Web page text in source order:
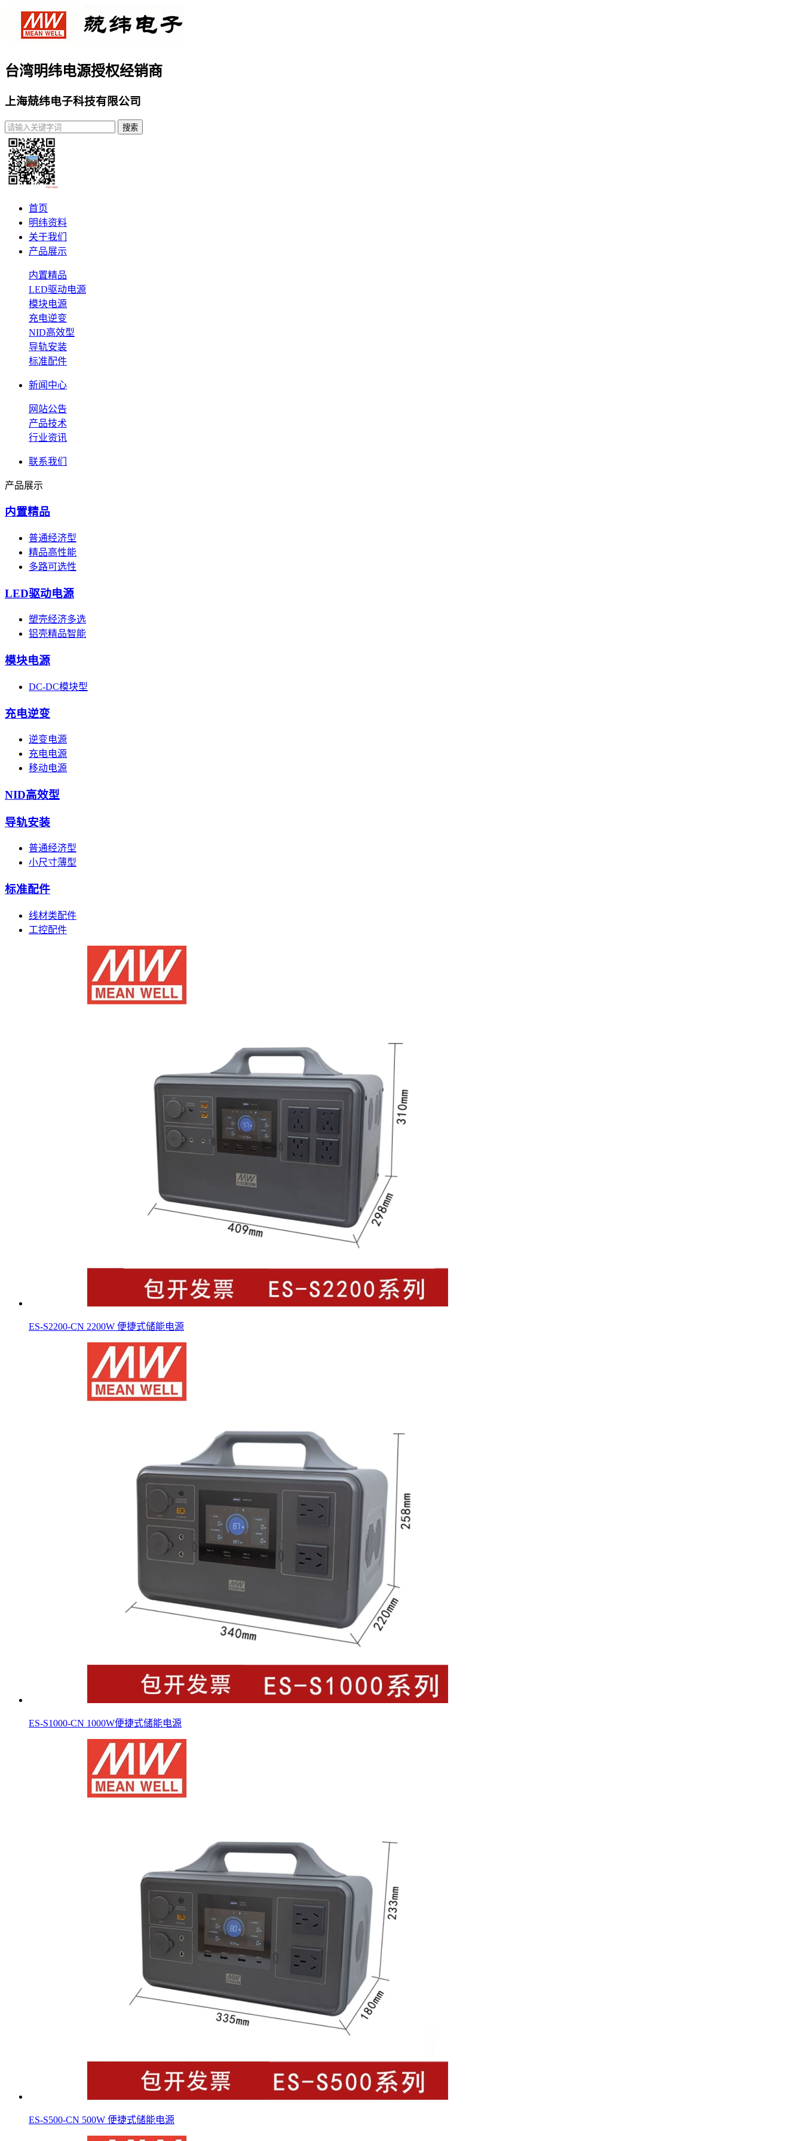
台湾明纬电源授权经销商
上海兢纬电子科技有限公司
首页
明纬资料
关于我们
产品展示
内置精品
LED驱动电源
模块电源
充电逆变
NID高效型
导轨安装
标准配件
新闻中心
网站公告
产品技术
行业资讯
联系我们
产品展示
内置精品
普通经济型
精品高性能
多路可选性
LED驱动电源
塑壳经济多选
铝壳精品智能
模块电源
DC-DC模块型
充电逆变
逆变电源
充电电源
移动电源
NID高效型
导轨安装
普通经济型
小尺寸薄型
标准配件
线材类配件
工控配件
ES-S2200-CN 2200W 便捷式储能电源
ES-S1000-CN 1000W便捷式储能电源
ES-S500-CN 500W 便捷式储能电源